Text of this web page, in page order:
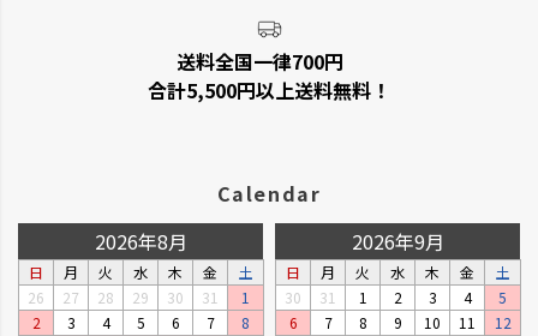
送料全国一律700円
合計5,500円以上送料無料！
Calendar
2026年8月
日 月 火 水 木 金
土
26
27 28 29 30 31
1
2
3 4 5 6 7
8
2026年9月
日 月 火 水 木 金
土
30
31 1 2 3 4
5
6
7 8 9 10 11
12